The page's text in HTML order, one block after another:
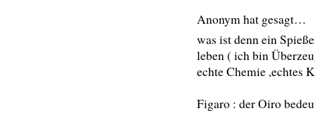
Anonym hat gesagt…
was ist denn ein
leben ( ich bin
echte Chemie ,echtes
Figaro : der Oiro